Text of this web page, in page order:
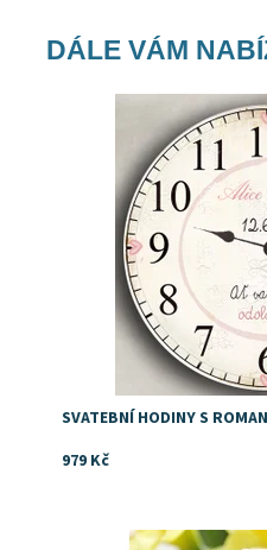
DÁLE VÁM
Dostupnost: Skladem
SVATEBNÍ HODINY S
979 Kč
Dostupnost: Skladem